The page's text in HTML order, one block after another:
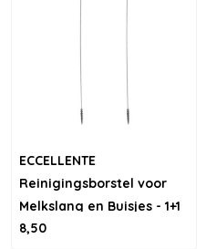
ECCELLENTE
Reinigingsborstel voor
Melkslang en Buisjes - 1+1
gratis
8,50